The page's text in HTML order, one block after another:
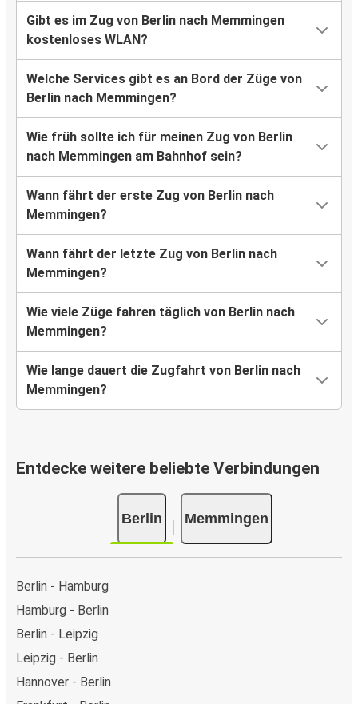
Gibt es im Zug von Berlin nach Memmingen
kostenloses WLAN?
Welche Services gibt es an Bord der Züge von
Berlin nach Memmingen?
Wie früh sollte ich für meinen Zug von Berlin
nach Memmingen am Bahnhof sein?
Wann fährt der erste Zug von Berlin nach
Memmingen?
Wann fährt der letzte Zug von Berlin nach
Memmingen?
Wie viele Züge fahren täglich von Berlin nach
Memmingen?
Wie lange dauert die Zugfahrt von Berlin nach
Memmingen?
Entdecke weitere beliebte Verbindungen
Berlin Memmingen
Berlin - Hamburg
Hamburg - Berlin
Berlin - Leipzig
Leipzig - Berlin
Hannover - Berlin